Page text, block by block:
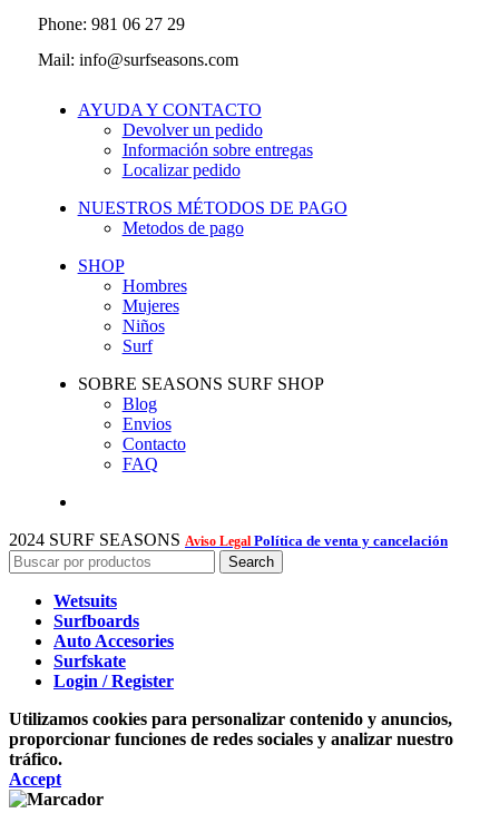
Phone: 981 06 27 29
Mail: info@surfseasons.com
AYUDA Y CONTACTO
Devolver un pedido
Información sobre entregas
Localizar pedido
NUESTROS MÉTODOS DE PAGO
Metodos de pago
SHOP
Hombres
Mujeres
Niños
Surf
SOBRE SEASONS SURF SHOP
Blog
Envios
Contacto
FAQ
2024 SURF SEASONS Aviso Legal Política de venta y cancelación
Search
Wetsuits
Surfboards
Auto Accesories
Surfskate
Login / Register
Utilizamos cookies para personalizar contenido y anuncios,
proporcionar funciones de redes sociales y analizar nuestro
tráfico.
Accept